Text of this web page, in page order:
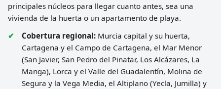
principales núcleos para llegar cuanto antes, sea una
vivienda de la huerta o un apartamento de playa.
Cobertura regional: Murcia capital y su huerta,
Cartagena y el Campo de Cartagena, el Mar Menor
(San Javier, San Pedro del Pinatar, Los Alcázares, La
Manga), Lorca y el Valle del Guadalentín, Molina de
Segura y la Vega Media, el Altiplano (Yecla, Jumilla) y